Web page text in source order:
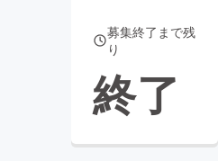
募集終了まで残
り
終了